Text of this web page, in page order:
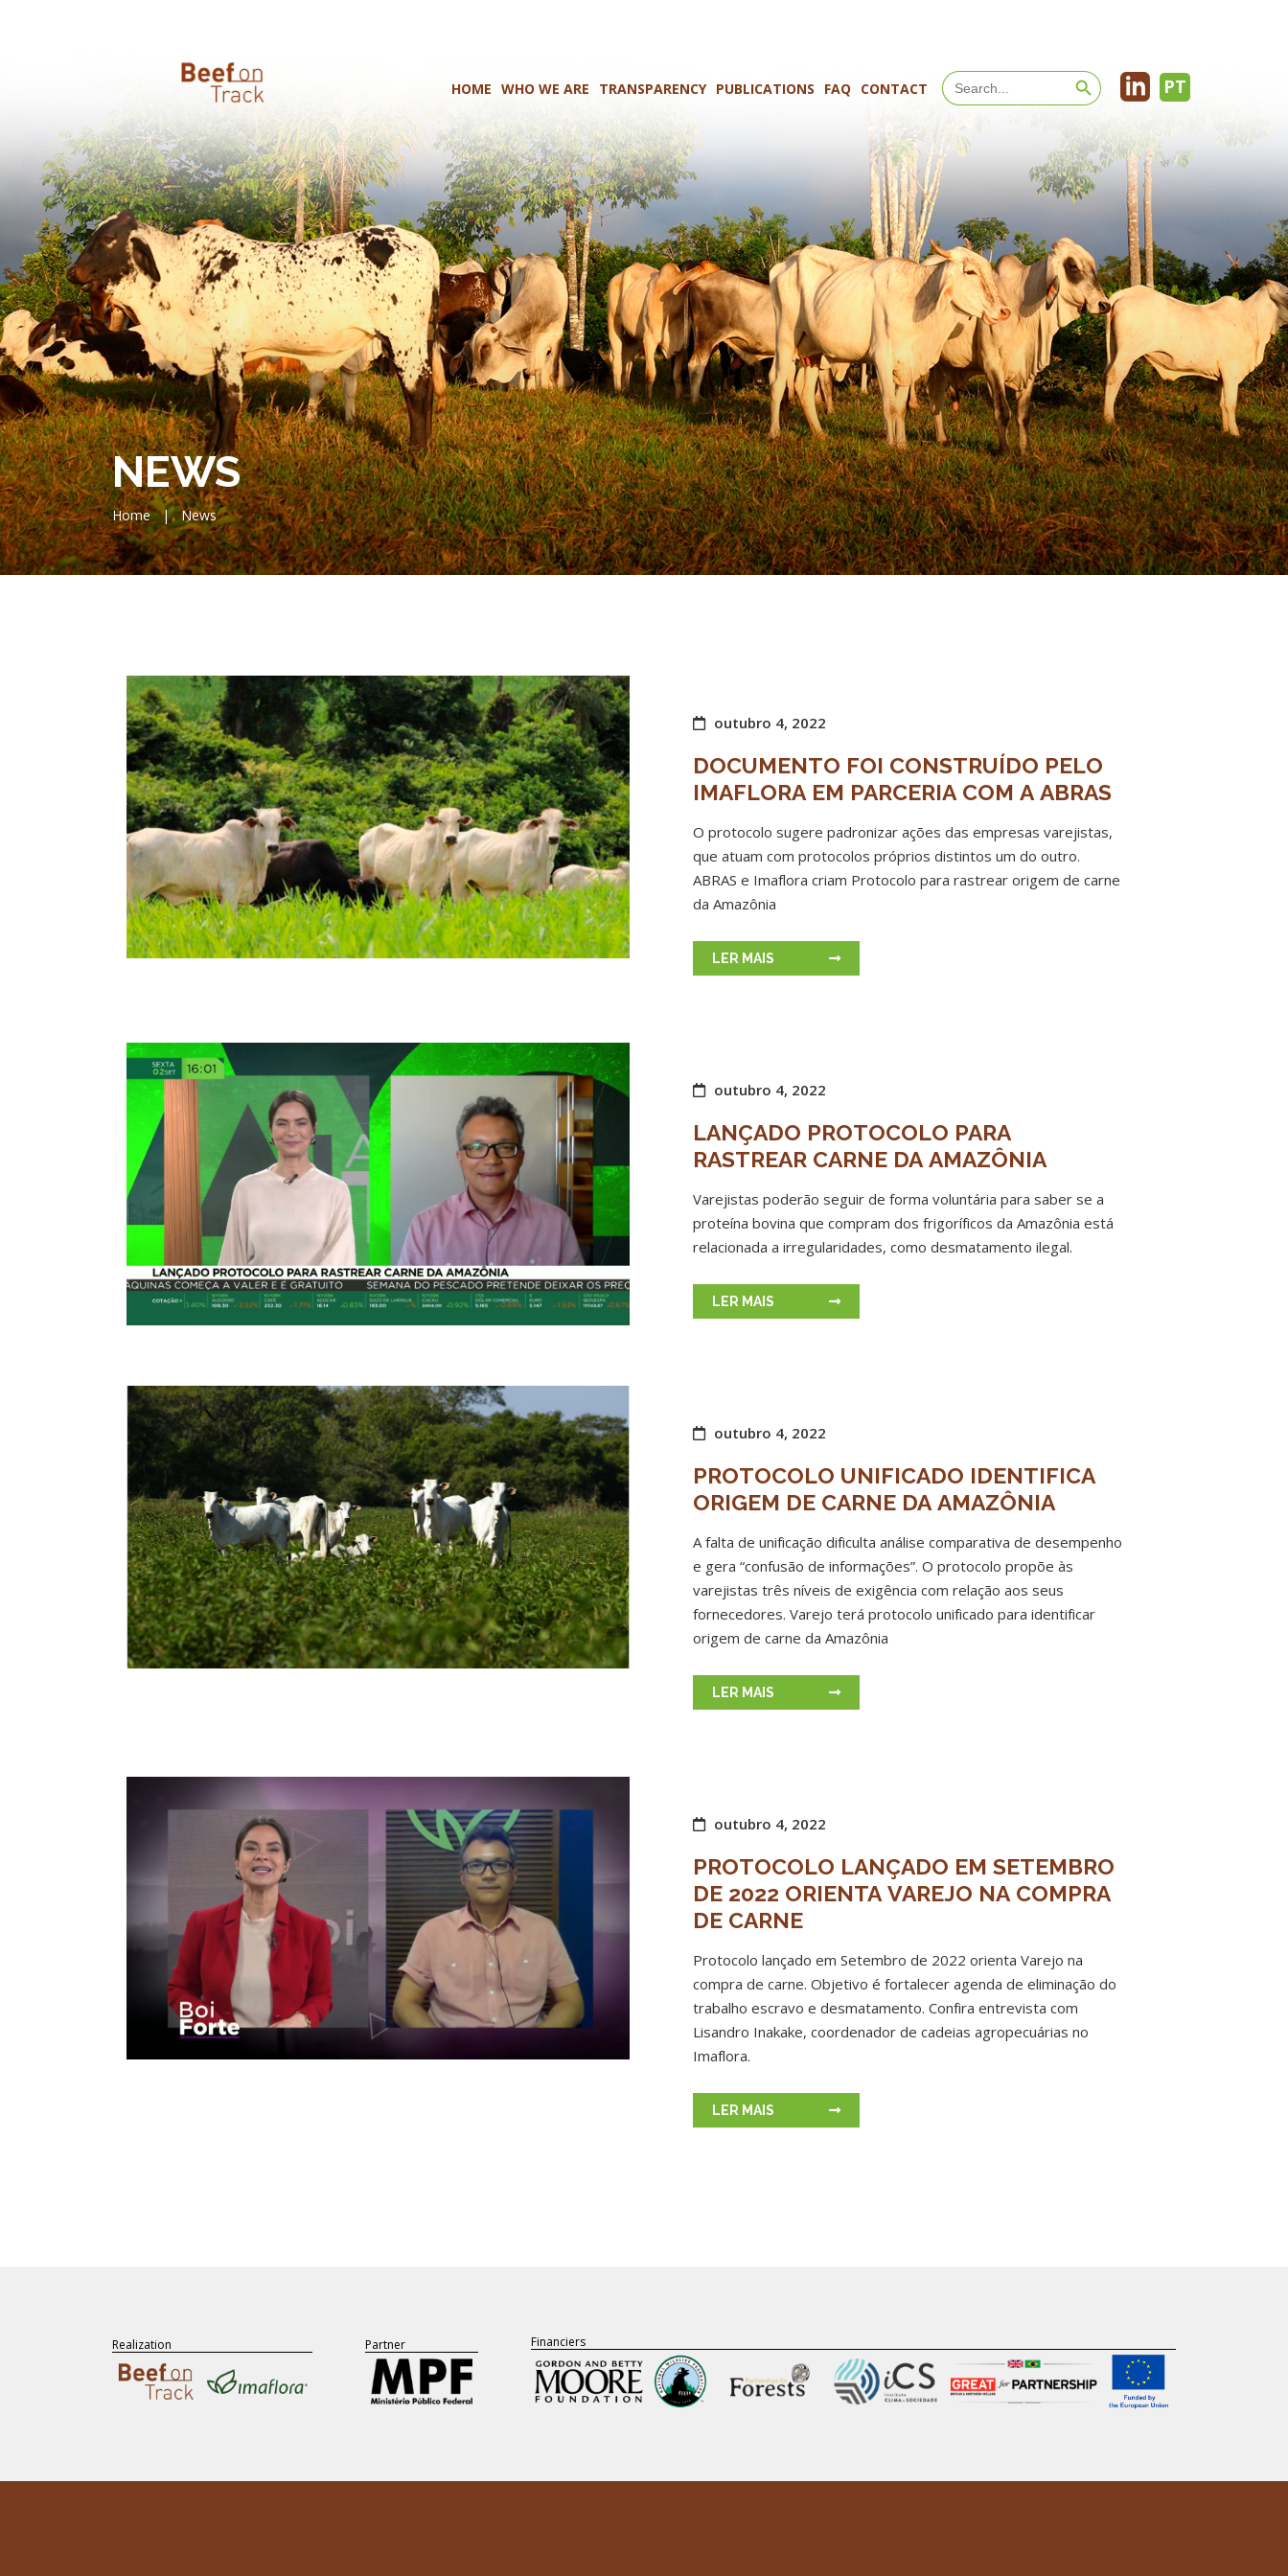
HOME WHO WE ARE TRANSPARENCY PUBLICATIONS FAQ CONTACT Search
for:
Search Button
PT
NEWS
Home |News
outubro 4, 2022
DOCUMENTO FOI CONSTRUÍDO PELO
IMAFLORA EM PARCERIA COM A ABRAS
O protocolo sugere padronizar ações das empresas varejistas,
que atuam com protocolos próprios distintos um do outro.
ABRAS e Imaflora criam Protocolo para rastrear origem de carne
da Amazônia
LER MAIS
outubro 4, 2022
LANÇADO PROTOCOLO PARA
RASTREAR CARNE DA AMAZÔNIA
Varejistas poderão seguir de forma voluntária para saber se a
proteína bovina que compram dos frigoríficos da Amazônia está
relacionada a irregularidades, como desmatamento ilegal.
LER MAIS
outubro 4, 2022
PROTOCOLO UNIFICADO IDENTIFICA
ORIGEM DE CARNE DA AMAZÔNIA
A falta de unificação dificulta análise comparativa de desempenho
e gera “confusão de informações”. O protocolo propõe às
varejistas três níveis de exigência com relação aos seus
fornecedores. Varejo terá protocolo unificado para identificar
origem de carne da Amazônia
LER MAIS
outubro 4, 2022
PROTOCOLO LANÇADO EM SETEMBRO
DE 2022 ORIENTA VAREJO NA COMPRA
DE CARNE
Protocolo lançado em Setembro de 2022 orienta Varejo na
compra de carne. Objetivo é fortalecer agenda de eliminação do
trabalho escravo e desmatamento. Confira entrevista com
Lisandro Inakake, coordenador de cadeias agropecuárias no
Imaflora.
LER MAIS
Realization Partner Financiers